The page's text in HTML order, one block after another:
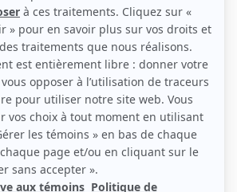
n'ayant laissé personne
Starr aura offert un concert
n'était pas seulement la Fête du
droit à ses feux d'artifices, la Place
!
sur place, vous offre ses plus
: